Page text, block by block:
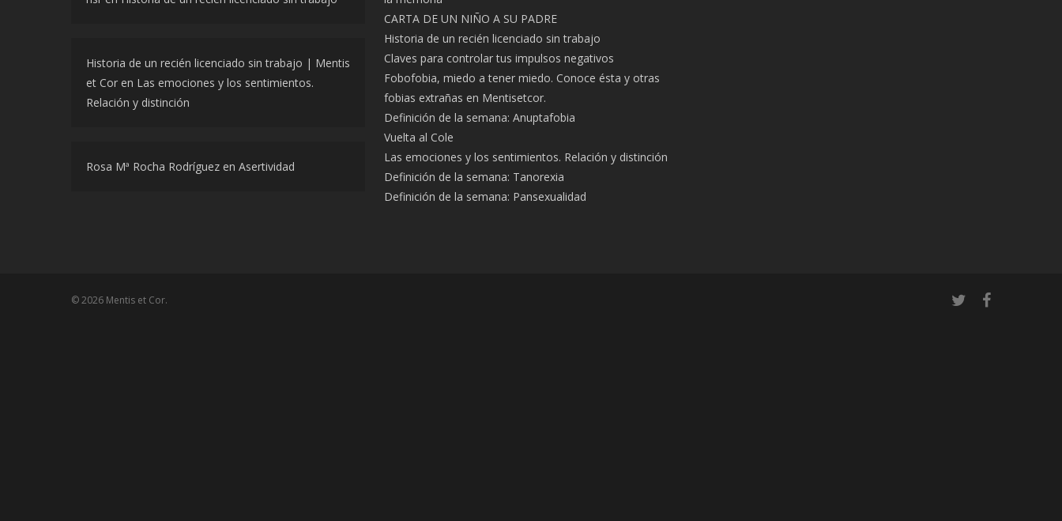
Historia de un recién licenciado sin trabajo | Mentis
et Cor
Las emociones y los sentimientos.
Relación y distinción
Rosa Mª Rocha Rodríguez Asertividad
CARTA DE UN NIÑO A SU PADRE
Historia de un recién licenciado sin trabajo
Claves para controlar tus impulsos negativos
Fobofobia, miedo a tener miedo. Conoce ésta y otras
fobias extrañas en Mentisetcor.
Definición de la semana: Anuptafobia
Vuelta al Cole
Las emociones y los sentimientos. Relación y distinción
Definición de la semana: Tanorexia
Definición de la semana: Pansexualidad
© 2026 Mentis et Cor.